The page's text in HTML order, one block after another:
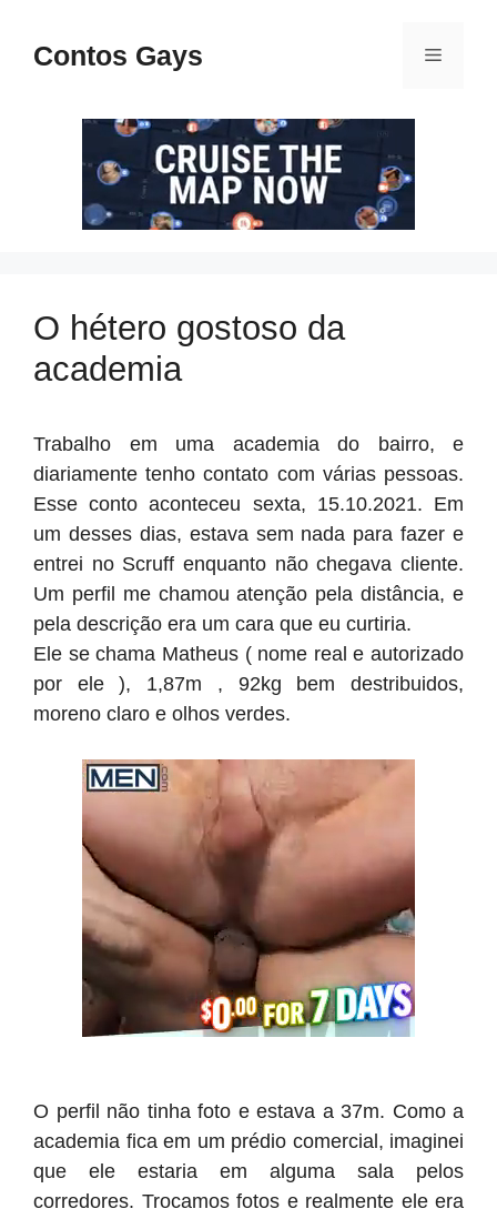
paraContos Gays Menu
O hétero gostoso da
academia
Trabalho em uma academia do bairro, e
diariamente tenho contato com várias pessoas.
Esse conto aconteceu sexta, 15.10.2021. Em
um desses dias, estava sem nada para fazer e
entrei no Scruff enquanto não chegava cliente.
Um perfil me chamou atenção pela distância, e
pela descrição era um cara que eu curtiria.
Ele se chama Matheus ( nome real e autorizado
por ele ), 1,87m , 92kg bem destribuidos,
moreno claro e olhos verdes.
O perfil não tinha foto e estava a 37m. Como a
academia fica em um prédio comercial, imaginei
que ele estaria em alguma sala pelos
corredores. Trocamos fotos e realmente ele era